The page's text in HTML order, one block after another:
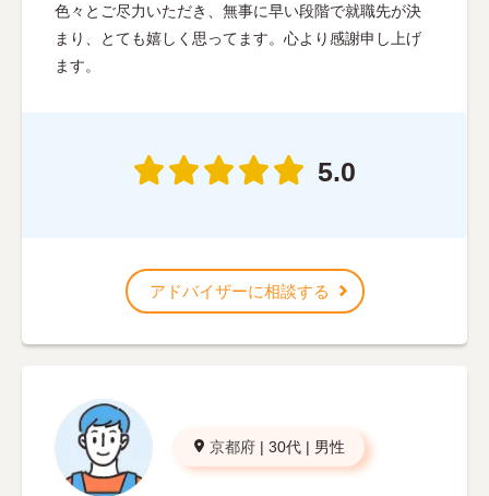
色々とご尽力いただき、無事に早い段階で就職先が決
まり、とても嬉しく思ってます。心より感謝申し上げ
ます。
5.0
アドバイザーに相談する
京都府 | 30代 | 男性